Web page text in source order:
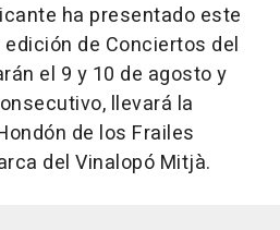
ha presentado este
de Conciertos del
el 9 y 10 de agosto y
llevará la
de los Frailes
del Vinalopó Mitjà.